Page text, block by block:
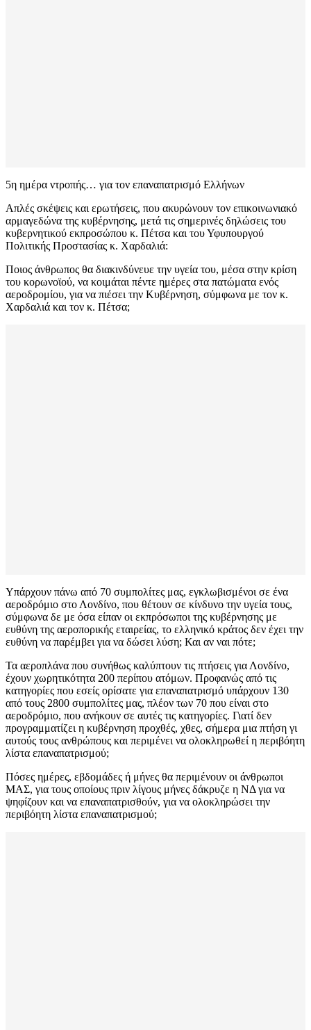
5η ημέρα ντροπής… για τον επαναπατρισμό Ελλήνων
Απλές σκέψεις και ερωτήσεις, που ακυρώνουν τον επικοινωνιακό
αρμαγεδώνα της κυβέρνησης, μετά τις σημερινές δηλώσεις του
κυβερνητικού εκπροσώπου κ. Πέτσα και του Υφυπουργού
Πολιτικής Προστασίας κ. Χαρδαλιά:
Ποιος άνθρωπος θα διακινδύνευε την υγεία του, μέσα στην κρίση
του κορωνοϊού, να κοιμάται πέντε ημέρες στα πατώματα ενός
αεροδρομίου, για να πιέσει την Κυβέρνηση, σύμφωνα με τον κ.
Χαρδαλιά και τον κ. Πέτσα;
Υπάρχουν πάνω από 70 συμπολίτες μας, εγκλωβισμένοι σε ένα
αεροδρόμιο στο Λονδίνο, που θέτουν σε κίνδυνο την υγεία τους,
σύμφωνα δε με όσα είπαν οι εκπρόσωποι της κυβέρνησης με
ευθύνη της αεροπορικής εταιρείας, το ελληνικό κράτος δεν έχει την
ευθύνη να παρέμβει για να δώσει λύση; Και αν ναι πότε;
Τα αεροπλάνα που συνήθως καλύπτουν τις πτήσεις για Λονδίνο,
έχουν χωρητικότητα 200 περίπου ατόμων. Προφανώς από τις
κατηγορίες που εσείς ορίσατε για επαναπατρισμό υπάρχουν 130
από τους 2800 συμπολίτες μας, πλέον των 70 που είναι στο
αεροδρόμιο, που ανήκουν σε αυτές τις κατηγορίες. Γιατί δεν
προγραμματίζει η κυβέρνηση προχθές, χθες, σήμερα μια πτήση γι
αυτούς τους ανθρώπους και περιμένει να ολοκληρωθεί η περιβόητη
λίστα επαναπατρισμού;
Πόσες ημέρες, εβδομάδες ή μήνες θα περιμένουν οι άνθρωποι
ΜΑΣ, για τους οποίους πριν λίγους μήνες δάκρυζε η ΝΔ για να
ψηφίζουν και να επαναπατρισθούν, για να ολοκληρώσει την
περιβόητη λίστα επαναπατρισμού;